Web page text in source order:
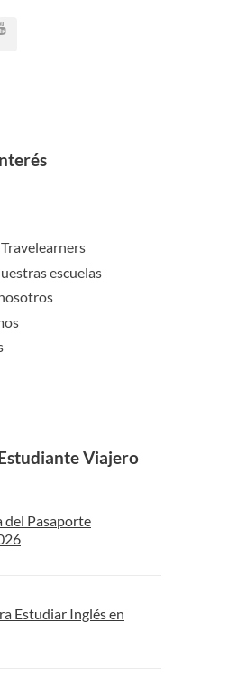
escuelas
Viajero
del Pasaporte
Estudiar Inglés en